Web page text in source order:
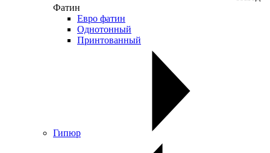
Фатин
Евро фатин
Однотонный
Принтованный
Гипюр